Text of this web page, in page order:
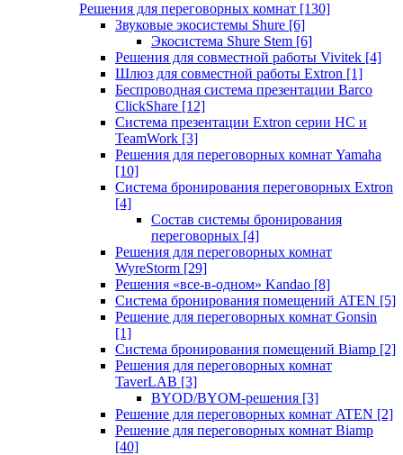
Решения для переговорных комнат [130]
Звуковые экосистемы Shure [6]
Экосистема Shure Stem [6]
Решения для совместной работы Vivitek [4]
Шлюз для совместной работы Extron [1]
Беспроводная система презентации Barco
ClickShare [12]
Система презентации Extron серии HC и
TeamWork [3]
Решения для переговорных комнат Yamaha
[10]
Система бронирования переговорных Extron
[4]
Состав системы бронирования
переговорных [4]
Решения для переговорных комнат
WyreStorm [29]
Решения «все-в-одном» Kandao [8]
Система бронирования помещений ATEN [5]
Решение для переговорных комнат Gonsin
[1]
Система бронирования помещений Biamp [2]
Решения для переговорных комнат
TaverLAB [3]
BYOD/BYOM-решения [3]
Решение для переговорных комнат ATEN [2]
Решение для переговорных комнат Biamp
[40]